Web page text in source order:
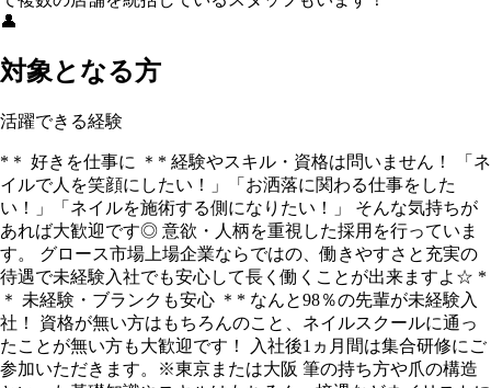
👤
対象となる方
活躍できる経験
*＊ 好きを仕事に ＊* 経験やスキル・資格は問いません！ 「ネ
イルで人を笑顔にしたい！」「お洒落に関わる仕事をした
い！」「ネイルを施術する側になりたい！」 そんな気持ちが
あれば大歓迎です◎ 意欲・人柄を重視した採用を行っていま
す。 グロース市場上場企業ならではの、働きやすさと充実の
待遇で未経験入社でも安心して長く働くことが出来ますよ☆ *
＊ 未経験・ブランクも安心 ＊* なんと98％の先輩が未経験入
社！ 資格が無い方はもちろんのこと、ネイルスクールに通っ
たことが無い方も大歓迎です！ 入社後1ヵ月間は集合研修にご
参加いただきます。※東京または大阪 筆の持ち方や爪の構造